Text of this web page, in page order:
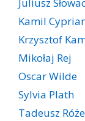
Juliusz
Kamil
Krzysztof
Mikołaj Rej
Oscar Wilde
Sylvia Plath
Tadeusz